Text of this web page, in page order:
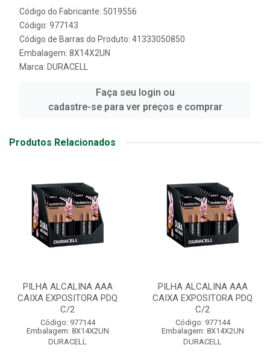
Código do Fabricante: 5019556
Código: 977143
Código de Barras do Produto: 41333050850
Embalagem: 8X14X2UN
Marca: DURACELL
Faça seu login ou
cadastre-se para ver preços e comprar
Produtos Relacionados
PILHA ALCALINA AAA
CAIXA EXPOSITORA PDQ
C/2
Código: 977144
Embalagem: 8X14X2UN
DURACELL
PILHA ALCALINA AAA
CAIXA EXPOSITORA PDQ
C/2
Código: 977144
Embalagem: 8X14X2UN
DURACELL